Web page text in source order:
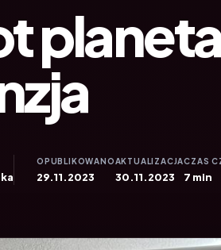
OPUBLIKOWANO
29.11.2023
AKTUALIZACJA
30.11.2023
CZAS
7 min